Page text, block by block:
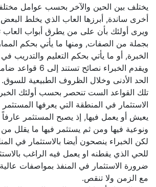
يختلف بين الحين والآخر بحسب عوامل
أخرى ساندة, أبرزها العاب الذي يخلط البعض
ويرى أولئك بأن على من يطرق أبواب العاب
بجملة من الصفات, ومنها ما يأتي بحكم
الخبرة, أو ما يأتي بحكم التعليم والتدريب في
ويقدم الخبراء نصائح
الحد الأدنى وخلال الظروف الطبيعية للسوق.
تلك القواعد الست تنحصر بحسب أولئك
الاستثمار في المنطقة التي يعرفها المستثمر
يعيش أو يعمل فيها, إذ يصبح المستثمر عارفاً
ونوعية فيها ومن ثم يستثمر فيها ما يقلل من
لكن الخبراء ينصحون أيضا بالاستثمار في
للحي الذي يقطنه او يعمل فيه الراغب
ضرورة الاستثمار في المنفذ بمواصفات عالية,
مع الزمن ولا تنقص.